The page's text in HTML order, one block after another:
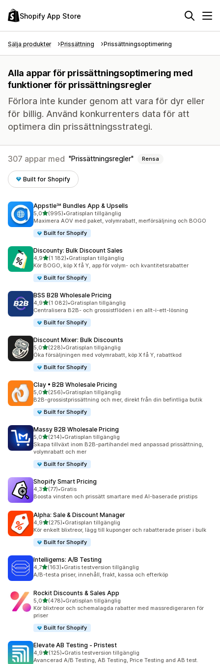
Shopify App Store
Sälja produkter Prissättning Prissättningsoptimering
Alla appar för prissättningsoptimering med
funktioner för prissättningsregler
Förlora inte kunder genom att vara för dyr eller
för billig. Använd konkurrenters data för att
optimera din prissättningsstrategi.
307 appar med Prissättningsregler Rensa
Built for Shopify
Appstle℠ Bundles App & Upsells
5,0av 5 stjärnor
(995)
995 recensioner totalt
•Gratisplan tillgänglig
Maximera AOV med paket, volymrabatt, merförsäljning och BOGO
Built for Shopify
Discounty: Bulk Discount Sales
4,9av 5 stjärnor
(1 182)
1182 recensioner totalt
•Gratisplan tillgänglig
Kör BOGO, köp X få Y, app för volym- och kvantitetsrabatter
Built for Shopify
BSS B2B Wholesale Pricing
4,9av 5 stjärnor
(1 082)
1082 recensioner totalt
•Gratisplan tillgänglig
Centralisera B2B- och grossistflöden i en allt-i-ett-lösning
Built for Shopify
Discount Mixer: Bulk Discounts
5,0av 5 stjärnor
(228)
228 recensioner totalt
•Gratisplan tillgänglig
Öka försäljningen med volymrabatt, köp X få Y, rabattkod
Built for Shopify
Clay • B2B Wholesale Pricing
5,0av 5 stjärnor
(256)
256 recensioner totalt
•Gratisplan tillgänglig
B2B-grossistprissättning och mer, direkt från din befintliga butik
Built for Shopify
Massy B2B Wholesale Pricing
5,0av 5 stjärnor
(214)
214 recensioner totalt
•Gratisplan tillgänglig
Skapa tillväxt inom B2B-partihandel med anpassad prissättning,
volymrabatt och mer
Built for Shopify
Shopify Smart Pricing
4,3av 5 stjärnor
(77)
77 recensioner totalt
•Gratis
Boosta vinsten och prissätt smartare med AI-baserade pristips
Alpha: Sale & Discount Manager
4,9av 5 stjärnor
(275)
275 recensioner totalt
•Gratisplan tillgänglig
Kör enkelt blixtreor, lägg till kuponger och rabatterade priser i bulk
Built for Shopify
Intelligems: A/B Testing
4,7av 5 stjärnor
(163)
163 recensioner totalt
•Gratis testversion tillgänglig
A/B-testa priser, innehåll, frakt, kassa och efterköp
Rockit Discounts & Sales App
5,0av 5 stjärnor
(478)
478 recensioner totalt
•Gratisplan tillgänglig
Kör blixtreor och schemalagda rabatter med massredigeraren för
priser
Built for Shopify
Elevate AB Testing ‑ Pristest
4,9av 5 stjärnor
(125)
125 recensioner totalt
•Gratis testversion tillgänglig
Avancerad A/B Testing, AB Testing, Price Testing and AB test.